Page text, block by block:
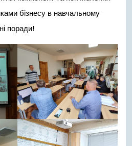
бізнесу в навчальному
поради!